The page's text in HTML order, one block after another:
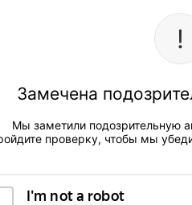
Замечена
Мы заметили подозрительную
проверку, чтобы мы